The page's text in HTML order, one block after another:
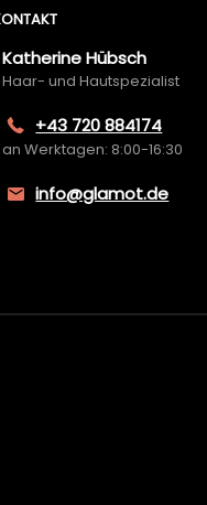
Katherine Hübsch
Haar- und Hautspezialist
+43 720 884174
an Werktagen: 8:00-16:30
info@glamot.de